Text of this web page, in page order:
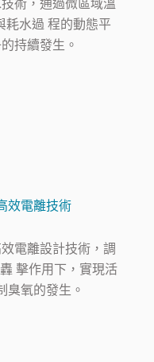
術，通過微區域溫
耗水過 程的動態平
持續發生。
效電離技術
電離設計技術，調
擊作用下，實現活
臭氧的發生。